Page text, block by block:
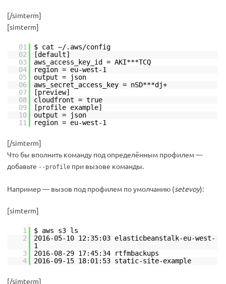
[/simterm]
[simterm]
01
$ cat ~/.aws/config
02
[default]
03
aws_access_key_id = AKI***TCQ
04
region = eu-west-1
05
output = json
06
aws_secret_access_key = nSD***dj+
07
[preview]
08
cloudfront = true
09
[profile example]
10
output = json
11
region = eu-west-1
[/simterm]
Что бы вполнить команду под определённым профилем —
добавьте --profile при вызове команды.
Например — вызов под профилем по умолчанию (setevoy):
[simterm]
1
$ aws s3 ls
2
2016-05-10 12:35:03 elasticbeanstalk-eu-west-
1
3
2016-08-29 17:45:34 rtfmbackups
4
2016-09-15 18:01:53 static-site-example
[/simterm]